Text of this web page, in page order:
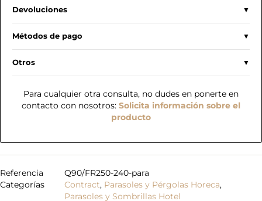
Devoluciones
Métodos de pago
Otros
Para cualquier otra consulta, no dudes en ponerte en
contacto con nosotros: Solicita información sobre el
producto
Referencia
Q90/FR250-240-para
Categorías
Contract, Parasoles y Pérgolas Horeca,
Parasoles y Sombrillas Hotel